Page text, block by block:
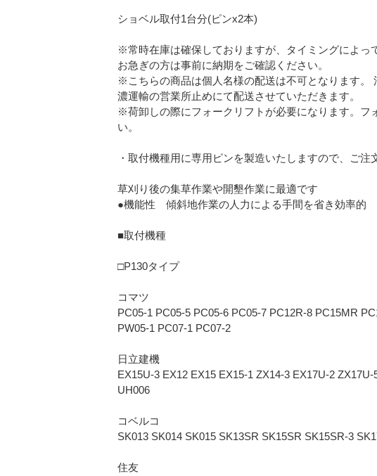
ショベル取付1台分(ピンx2本)
※常時在庫は確保しておりますが、タイミングによっ
お急ぎの方は事前に納期をご確認ください。
※こちらの商品は個人名様の配送は不可となります。
濃運輸の営業所止めにて配送させていただきます。
※荷卸しの際にフォークリフトが必要になります。フ
い。
・取付機種用に専用ピンを製造いたしますので、ご注
草刈り後の集草作業や開墾作業に最適です
●機能性 傾斜地作業の人力による手間を省き効率的
■取付機種
□P130タイプ
コマツ
PC05-1 PC05-5 PC05-6 PC05-7 PC12R-8 PC15MR
PW05-1 PC07-1 PC07-2
日立建機
EX15U-3 EX12 EX15 EX15-1 ZX14-3 EX17U-2
UH006
コベルコ
SK013 SK014 SK015 SK13SR SK15SR SK15SR-3
住友